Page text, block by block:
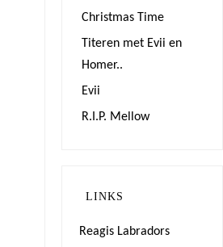
Christmas Time
Titeren met Evii en
Homer..
Evii
R.I.P. Mellow
LINKS
Reagis Labradors